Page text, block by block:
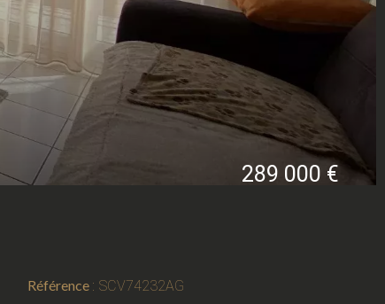
289 000 €
Référence SCV74232AG